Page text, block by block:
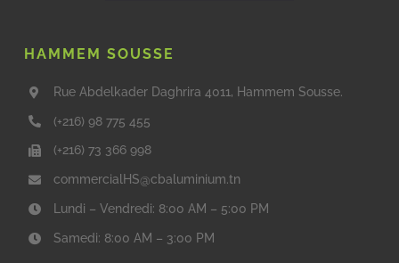
HAMMEM SOUSSE
Rue Abdelkader Daghrira 4011, Hammem Sousse.
(+216) 98 775 455
(+216) 73 366 998
commercialHS@cbaluminium.tn
Lundi – Vendredi: 8:00 AM – 5:00 PM
Samedi: 8:00 AM – 3:00 PM